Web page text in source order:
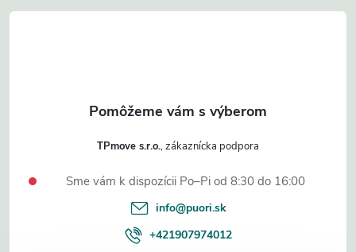
t
TPmove s.r.o.
Sme vám k dispozícii Po–Pi od 8:30 do 16:00
info@puori.sk
+421907974012